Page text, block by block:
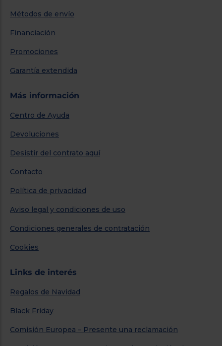
Métodos de envío
Financiación
Promociones
Garantía extendida
Más información
Centro de Ayuda
Devoluciones
Desistir del contrato aquí
Contacto
Política de privacidad
Aviso legal y condiciones de uso
Condiciones generales de contratación
Cookies
Links de interés
Regalos de Navidad
Black Friday
Comisión Europea – Presente una reclamación